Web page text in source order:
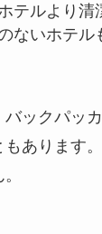
テルより清
ないホテル
ックパッ
もあります